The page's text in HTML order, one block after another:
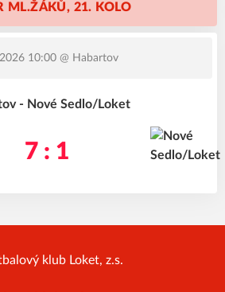
ML.ŽÁKŮ, 21. KOLO
10:00 @ Habartov
- Nové Sedlo/Loket
7 : 1